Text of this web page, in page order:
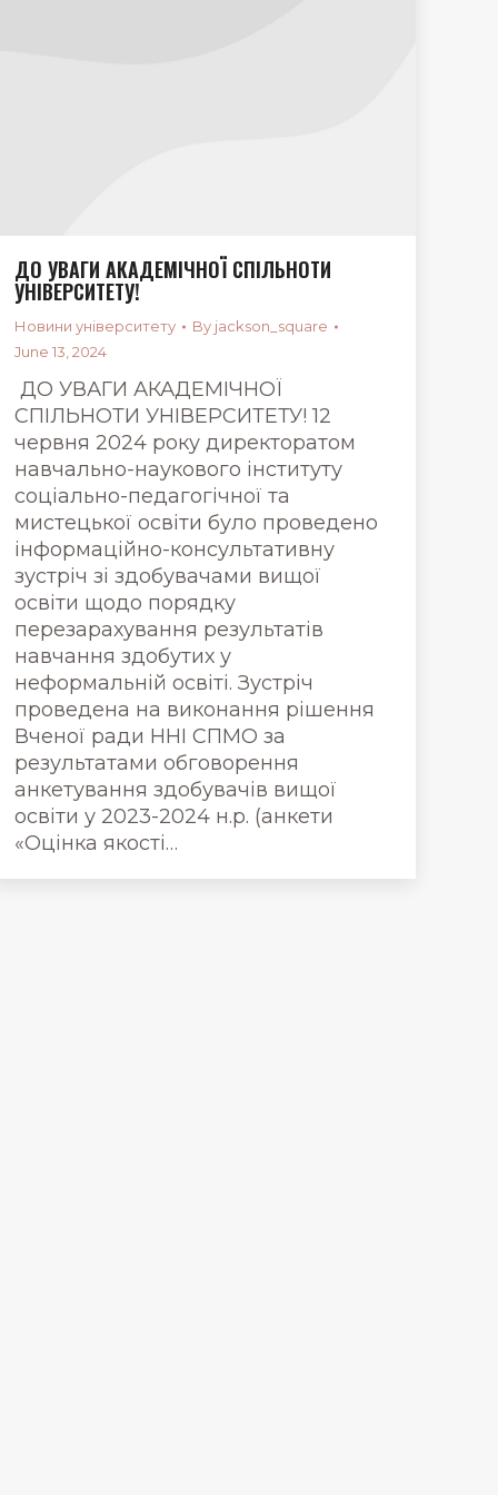
ДО УВАГИ АКАДЕМІЧНОЇ СПІЛЬНОТИ
УНІВЕРСИТЕТУ!
Новини університету By jackson_square
June 13, 2024
ДО УВАГИ АКАДЕМІЧНОЇ
СПІЛЬНОТИ УНІВЕРСИТЕТУ! 12
червня 2024 року директоратом
навчально-наукового інституту
соціально-педагогічної та
мистецької освіти було проведено
інформаційно-консультативну
зустріч зі здобувачами вищої
освіти щодо порядку
перезарахування результатів
навчання здобутих у
неформальній освіті. Зустріч
проведена на виконання рішення
Вченої ради ННІ СПМО за
результатами обговорення
анкетування здобувачів вищої
освіти у 2023-2024 н.р. (анкети
«Оцінка якості…